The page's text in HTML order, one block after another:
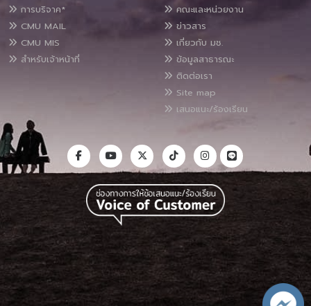
การบริจาค*
CMU MAIL
CMU MIS
สำหรับเจ้าหน้าที่
คณะและหน่วยงาน
ข่าวสาร
เกี่ยวกับ มช.
ข้อมูลสาธารณะ
ติดต่อเรา
Site map
เสนอแนะ/ร้องเรียน